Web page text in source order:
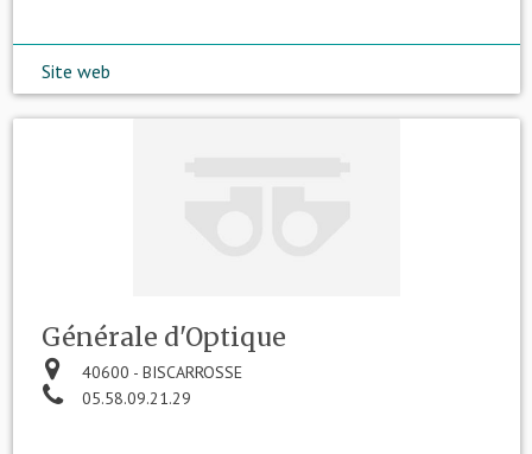
Site web
Générale d'Optique
40600 - BISCARROSSE
05.58.09.21.29